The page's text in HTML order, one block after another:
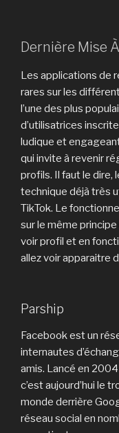
Dernière Mise
Les applications de
rares sur les
l’une des plus
d’utilisatrices
ludique et
qui invite à revenir
profils. Il faut le dire,
technique déjà très
TikTok. Le
sur le même
voir profil et en
allez voir apparaitre
Parship
Facebook est un
internautes
amis. Lancé en
c’est aujourd’hui le
monde derrière
réseau social en